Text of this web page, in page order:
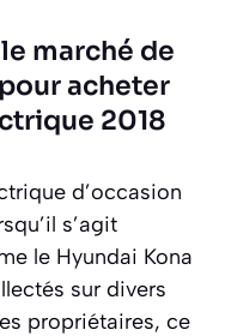
marché de
acheter
2018
d’occasion
s’agit
le Hyundai Kona
sur divers
propriétaires, ce